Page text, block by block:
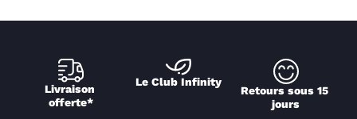
Livraison
offerte*
Le Club Infinity
Retours sous 15
jours